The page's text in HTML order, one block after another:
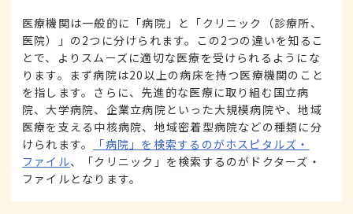
医療機関は一般的に「病院」と「クリニック（診療所、
医院）」の2つに分けられます。この2つの違いを知るこ
とで、よりスムーズに適切な医療を受けられるようにな
ります。まず病院は20以上の病床を持つ医療機関のこと
を指します。さらに、先進的な医療に取り組む国立病
院、大学病院、企業立病院といった大規模病院や、地域
医療を支える中核病院、地域密着型病院などの種類に分
けられます。
「病院」を検索するのがホスピタルズ・
ファイル、「クリニック」を検索するのがドクターズ・
ファイルとなります。